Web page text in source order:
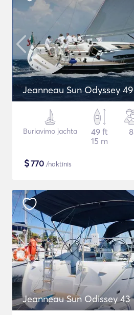
Jeanneau Sun Odyssey 49
Buriavimo jachta
49 ft
15 m
8
$770 /naktinis
Jeanneau Sun Odissey 43